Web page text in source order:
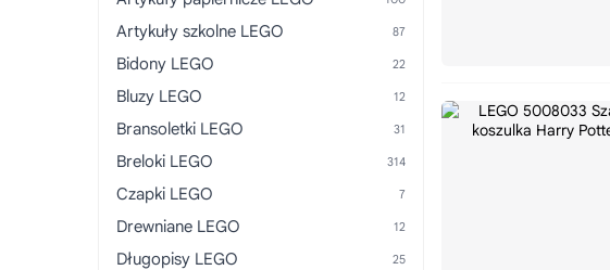
Artykuły szkolne LEGO
Bidony LEGO
Bluzy LEGO
Bransoletki LEGO
Breloki LEGO
Czapki LEGO
Drewniane LEGO
Długopisy LEGO